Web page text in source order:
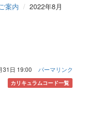
案内 2022年8月
31日 19:00 パーマリンク
カリキュラムコード一覧